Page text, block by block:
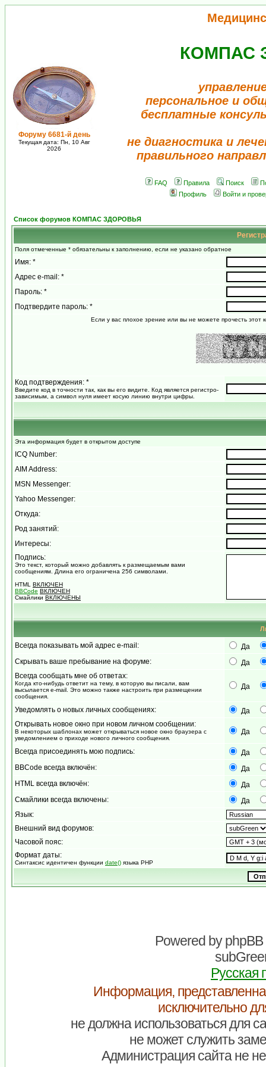
Форуму 6681-й день
Текущая дата: Пн, 10 Авг
2026
КОМПАС
персональное и
бесплатные
не диагностика и
правильного
FAQ Правила Поиск
Профиль
Войти и
Список форумов КОМПАС ЗДОРОВЬЯ
Поля отмеченные * обязательны к заполнению, если не указано обратное
Имя: *
Адрес e-mail: *
Пароль: *
Подтвердите пароль: *
Если у вас плохое зрение или вы не можете прочесть этот
Код подтверждения: *
Введите код в точности так, как вы его видите. Код является регистро-
зависимым, а символ нуля имеет косую линию внутри цифры.
Эта информация будет в открытом доступе
ICQ Number:
AIM Address:
MSN Messenger:
Yahoo Messenger:
Откуда:
Род занятий:
Интересы:
Подпись:
Это текст, который можно добавлять к размещаемым вами
сообщениям. Длина его ограничена 256 символами.
HTML ВКЛЮЧЕН
BBCode ВКЛЮЧЕН
Смайлики ВКЛЮЧЕНЫ
Всегда показывать мой адрес e-mail:
Да
Скрывать ваше пребывание на форуме:
Да
Всегда сообщать мне об ответах:
Когда кто-нибудь ответит на тему, в которую вы писали, вам
высылается e-mail. Это можно также настроить при размещении
сообщения.
Да
Уведомлять о новых личных сообщениях:
Да
Открывать новое окно при новом личном сообщении:
В некоторых шаблонах может открываться новое окно браузера с
уведомлением о приходе нового личного сообщения.
Да
Всегда присоединять мою подпись:
Да
BBCode всегда включён:
Да
HTML всегда включён:
Да
Смайлики всегда включены:
Да
Язык:
Внешний вид форумов:
Часовой пояс:
Формат даты:
Синтаксис идентичен функции date() языка PHP
Powered byphpBB
Русская
Информация,
исключительно
не должна использоваться для
не может служить
Администрация сайта не